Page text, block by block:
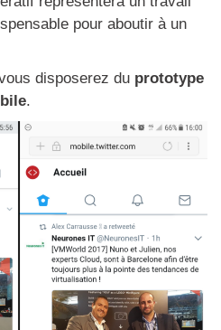
pour aboutir à un
disposerez du prototype
.